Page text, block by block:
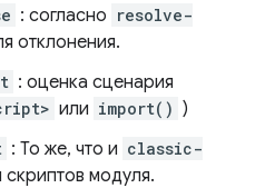
: согласно resolve-
отклонения.
: оценка сценария
или import() )
: То же, что и classic-
скриптов модуля.